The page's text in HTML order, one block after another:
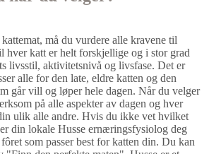
må du vurdere alle kravene til
hver katt er helt forskjellige og i stor grad
livsstil, aktivitetsnivå og livsfase. Det er
alle for den late, eldre katten og den
går vill og løper hele dagen. Når du velger
på alle aspekter av dagen og hver
ulik alle andre. Hvis du ikke vet hvilket
din lokale Husse ernæringsfysiolog deg
som passer best for katten din. Du kan